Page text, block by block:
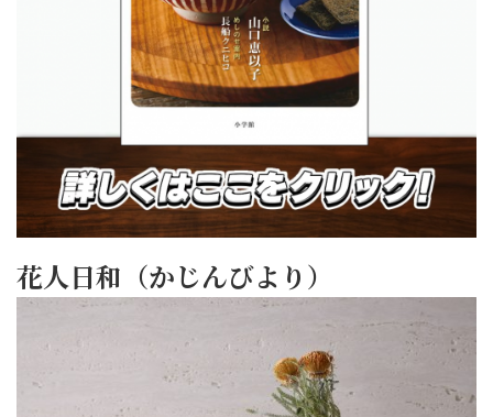
花人日和（かじんびより）